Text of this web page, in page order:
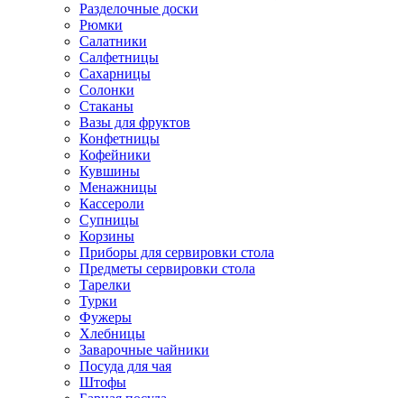
Разделочные доски
Рюмки
Салатники
Салфетницы
Сахарницы
Солонки
Стаканы
Вазы для фруктов
Конфетницы
Кофейники
Кувшины
Менажницы
Кассероли
Супницы
Корзины
Приборы для сервировки стола
Предметы сервировки стола
Тарелки
Турки
Фужеры
Хлебницы
Заварочные чайники
Посуда для чая
Штофы